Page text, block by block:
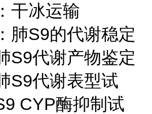
干冰运输
肺S9的代谢稳定
S9代谢产物鉴定
S9代谢表型试
CYP酶抑制试